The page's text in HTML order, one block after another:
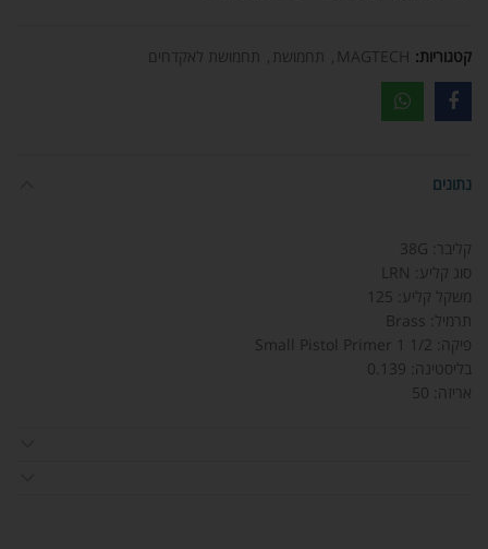
קטגוריות: MAGTECH
, תחמושת , תחמושת לאקדחים
נתונים
קליבר: 38G
סוג קליע: LRN
משקל קליע: 125
תרמיל: Brass
פיקה: Small Pistol Primer 1 1/2
בליסטינה: 0.139
אריזה: 50